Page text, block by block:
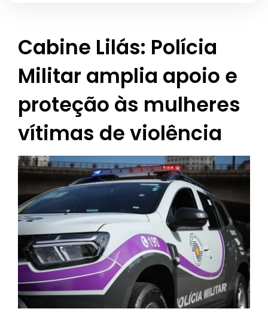
Cabine Lilás: Polícia
Militar amplia apoio e
proteção às mulheres
vítimas de violência